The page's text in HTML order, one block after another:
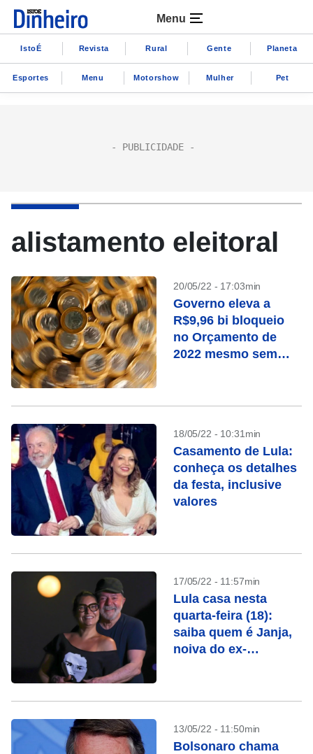
Menu
IstoÉ Revista Rural Gente Planeta
Esportes Menu Motorshow Mulher Pet
alistamento eleitoral
20/05/22 - 17:03min
Governo eleva a
R$9,96 bi bloqueio
no Orçamento de
2022 mesmo sem
18/05/22 - 10:31min
Casamento de Lula:
conheça os detalhes
da festa, inclusive
valores
17/05/22 - 11:57min
Lula casa nesta
quarta-feira (18):
saiba quem é Janja,
noiva do ex-
13/05/22 - 11:50min
Bolsonaro chama